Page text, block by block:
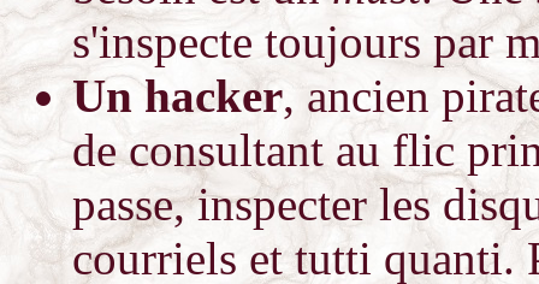
s'inspecte toujours par
Un hacker, ancien
de consultant au flic
passe, inspecter les
courriels et tutti quanti.